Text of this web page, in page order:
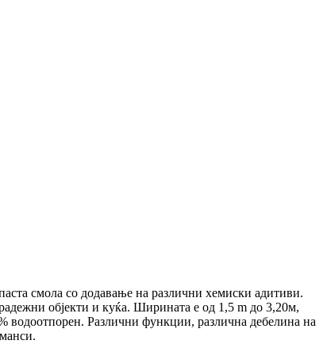
смола со додавање на различни хемиски адитиви.
објекти и куќа. Ширината е од 1,5 m до 3,20м,
водоотпорен. Различни функции, различна дебелина на